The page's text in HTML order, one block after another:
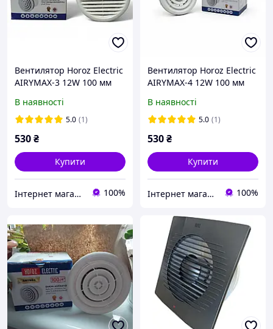
Вентилятор Horoz Electric
AIRYMAX-3 12W 100 мм
В наявності
5.0 (1)
530₴
Купити
Інтернет магазин stroymag.dp.ua 100%
Вентилятор Horoz Electric
AIRYMAX-4 12W 100 мм
В наявності
5.0 (1)
530₴
Купити
Інтернет магазин stroymag.dp.ua 100%